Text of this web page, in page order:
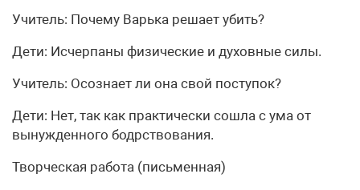
Учитель: Почему Варька решает убить?
Дети: Исчерпаны физические и духовные силы.
Учитель: Осознает ли она свой поступок?
Дети: Нет, так как практически сошла с ума от
вынужденного бодрствования.
Творческая работа (письменная)